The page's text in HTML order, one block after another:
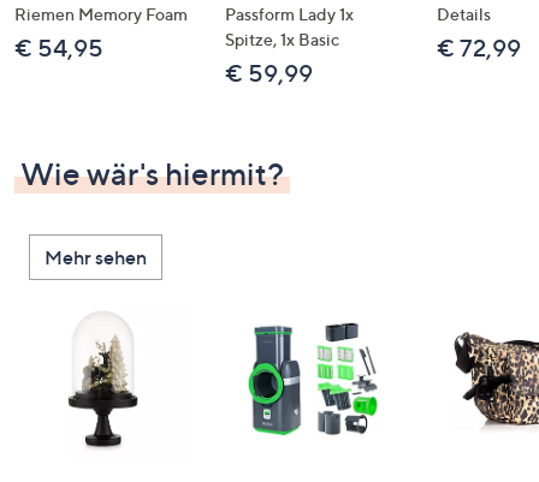
Riemen Memory Foam
€ 54,95
Passform Lady 1x
Spitze, 1x Basic
€ 59,99
Details
€ 72,99
Wie wär's hiermit?
Mehr sehen